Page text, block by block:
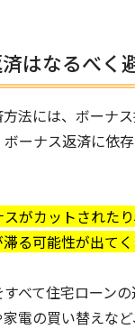
はなるべく
法には、ボーナ
ーナス返済に依
スがカットされた
る可能性が出て
べて住宅ローン
電の買い替えな